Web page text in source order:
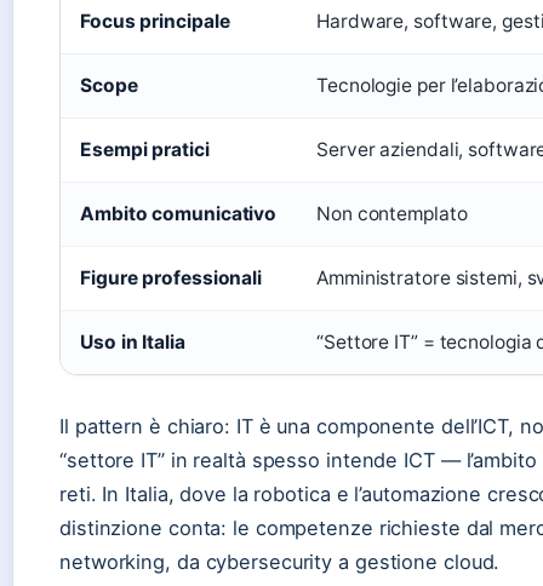
Focus principale Hardware, software,
Scope Tecnologie per
Esempi pratici Server aziendali,
Ambito comunicativo Non contemplato
Figure professionali Amministratore sistemi,
Uso in Italia “Settore IT” = tecnologia
Il pattern è chiaro: IT è una componente dell’ICT,
“settore IT” in realtà spesso intende ICT —
reti. In Italia, dove la robotica e l’automazione
distinzione conta: le competenze richieste dal
networking, da cybersecurity a gestione cloud.